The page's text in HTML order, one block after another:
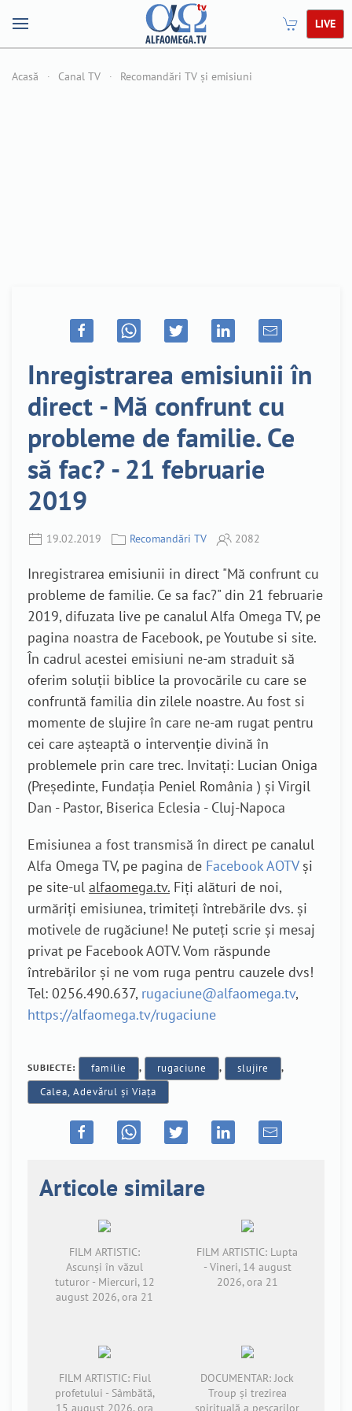
LIVE
Acasă Canal TV Recomandări TV și emisiuni
Inregistrarea emisiunii în
direct - Mă confrunt cu
probleme de familie. Ce
să fac? - 21 februarie
2019
19.02.2019 Recomandări TV 2082
Inregistrarea emisiunii in direct "Mă confrunt cu
probleme de familie. Ce sa fac?" din 21 februarie
2019, difuzata live pe canalul Alfa Omega TV, pe
pagina noastra de Facebook, pe Youtube si site.
În cadrul acestei emisiuni ne-am straduit să
oferim soluții biblice la provocările cu care se
confruntă familia din zilele noastre. Au fost si
momente de slujire în care ne-am rugat pentru
cei care așteaptă o intervenție divină în
problemele prin care trec. Invitați: Lucian Oniga
(Președinte, Fundația Peniel România ) și Virgil
Dan - Pastor, Biserica Eclesia - Cluj-Napoca
Emisiunea a fost transmisă în direct pe canalul
Alfa Omega TV, pe pagina de Facebook AOTVși
pe site-ul alfaomega.tv. Fiți alături de noi,
urmăriți emisiunea, trimiteți întrebările dvs. și
motivele de rugăciune! Ne puteți scrie și mesaj
privat pe Facebook AOTV. Vom răspunde
întrebărilor și ne vom ruga pentru cauzele dvs!
Tel: 0256.490.637, rugaciune@alfaomega.tv,
https://alfaomega.tv/rugaciune
SUBIECTE: familie , rugaciune , slujire ,
Calea, Adevărul și Viața
Articole similare
FILM ARTISTIC:
Ascunși în văzul
tuturor - Miercuri, 12
august 2026, ora 21
FILM ARTISTIC: Lupta
- Vineri, 14 august
2026, ora 21
FILM ARTISTIC: Fiul
profetului - Sâmbătă,
15 august 2026, ora
DOCUMENTAR: Jock
Troup și trezirea
spirituală a pescarilor